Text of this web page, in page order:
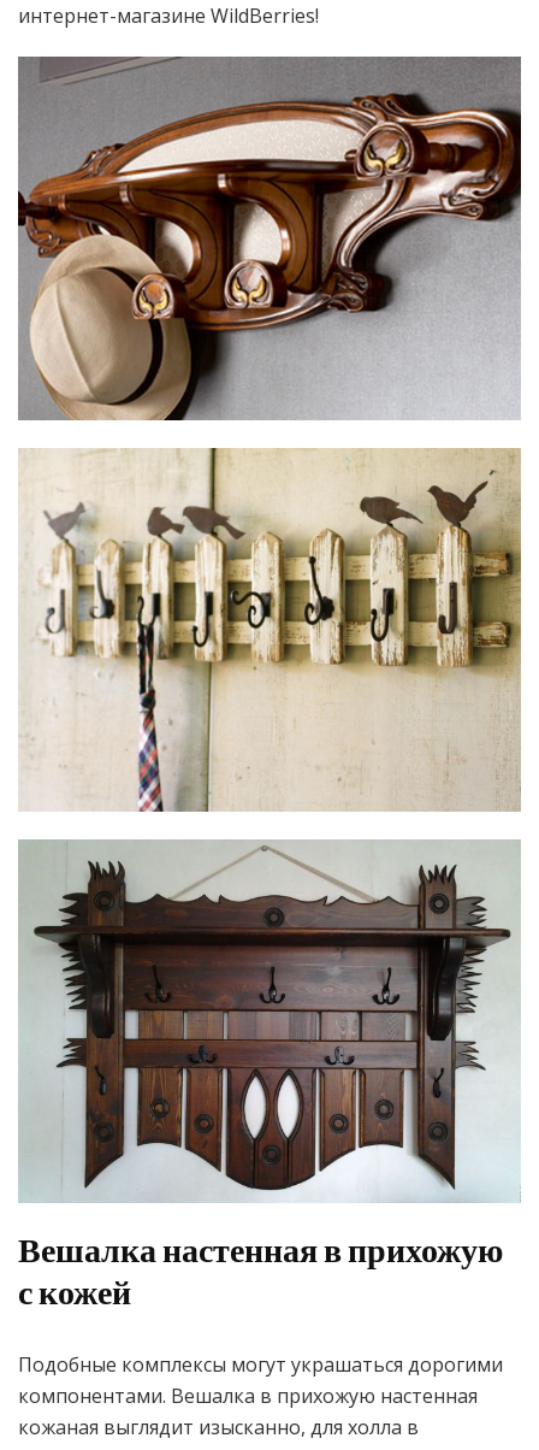
интернет-магазине WildBerries!
Вешалка настенная в прихожую
с кожей
Подобные комплексы могут украшаться дорогими
компонентами. Вешалка в прихожую настенная
кожаная выглядит изысканно, для холла в